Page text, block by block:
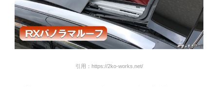
引用：https://2ko-works.net/